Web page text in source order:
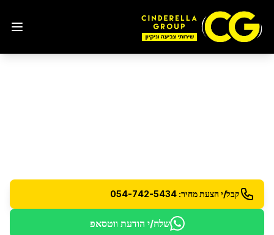
קבל/י הצעת מחיר: 054-742-5434
שלח/י הודעת ווטסאפ